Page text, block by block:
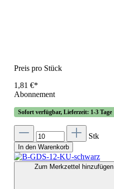
Preis pro Stück
1,81 €*
Abonnement
Sofort verfügbar, Lieferzeit: 1-3 Tage
Stk
In den Warenkorb
Zum Merkzettel hinzufügen